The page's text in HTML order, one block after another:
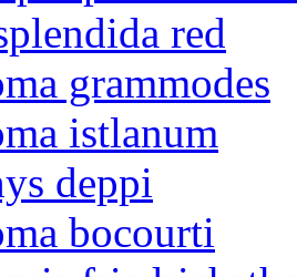
red
grammodes
istlanum
deppi
bocourti